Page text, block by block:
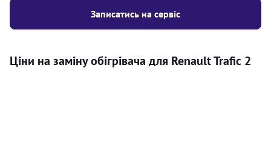
Записатись на сервіс
Ціни на заміну обігрівача для Renault Trafic 2